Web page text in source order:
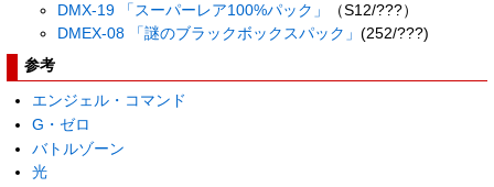
DMX-19 「スーパーレア100%パック」
（S12/???）
DMEX-08 「謎のブラックボックスパック」(252/???)
参考
エンジェル・コマンド
G・ゼロ
バトルゾーン
光